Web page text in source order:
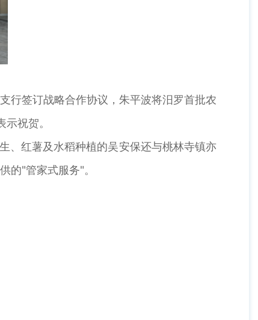
行签订战略合作协议，朱平波将汨罗首批农
祝贺。
、红薯及水稻种植的吴安保还与桃林寺镇亦
的"管家式服务"。